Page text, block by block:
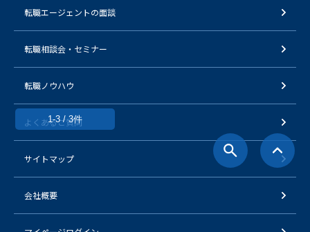
1-3 / 3件
転職エージェントの面談
転職相談会・セミナー
転職ノウハウ
よくあるご質問
サイトマップ
会社概要